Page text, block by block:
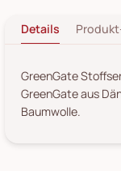
Details
GreenGate
GreenGate aus
Baumwolle.